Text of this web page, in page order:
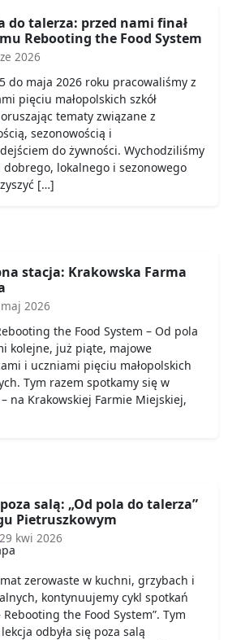
do talerza: przed nami finał
Rebooting the Food System
2026
do maja 2026 roku pracowaliśmy z
pięciu małopolskich szkół
tematy związane z
sezonowością i
do żywności. Wychodziliśmy
dobrego, lokalnego i sezonowego
[…]
stacja: Krakowska Farma
2026
the Food System – Od pola
kolejne, już piąte, majowe
i uczniami pięciu małopolskich
Tym razem spotkamy się w
na Krakowskiej Farmie Miejskiej,
salą: „Od pola do talerza”
Pietruszkowym
29 kwi 2026
zerowaste w kuchni, grzybach i
kontynuujemy cykl spotkań
the Food System”. Tym
odbyła się poza salą